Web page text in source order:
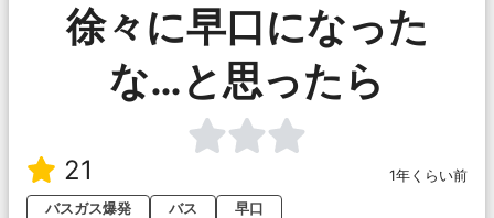
徐々に早口になった
な…と思ったら
21
1年くらい前
バスガス爆発
バス 早口